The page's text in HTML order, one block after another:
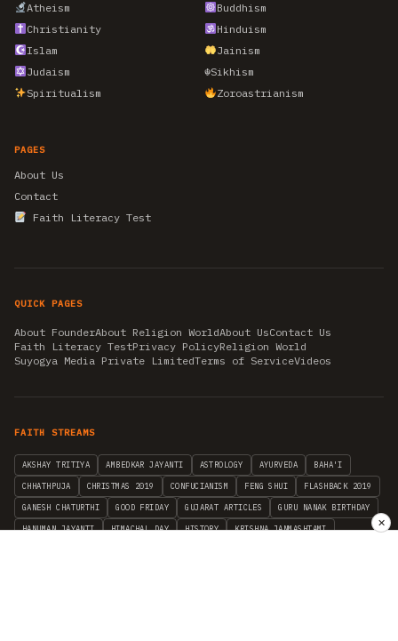
Atheism
Buddhism
Christianity
Hinduism
Islam
Jainism
Judaism
☬Sikhism
Spiritualism
Zoroastrianism
PAGES
About Us
Contact
Faith Literacy Test
QUICK PAGES
About FounderAbout Religion WorldAbout UsContact Us
Faith Literacy TestPrivacy PolicyReligion World
Suyogya Media Private LimitedTerms of ServiceVideos
FAITH STREAMS
AKSHAY TRITIYA AMBEDKAR JAYANTI ASTROLOGY AYURVEDA BAHA'I
CHHATHPUJA CHRISTMAS 2019 CONFUCIANISM FENG SHUI FLASHBACK 2019
GANESH CHATURTHI GOOD FRIDAY GUJARAT ARTICLES GURU NANAK BIRTHDAY
HANUMAN JAYANTI HIMACHAL DAY HISTORY KRISHNA JANMASHTAMI
✕